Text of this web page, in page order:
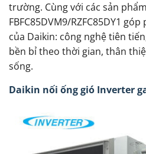
trường. Cùng với các sản
FBFC85DVM9/RZFC85DY1
của Daikin: công nghệ tiên
bền bỉ theo thời gian, thân
sống.
Daikin nối ống gió Inverter